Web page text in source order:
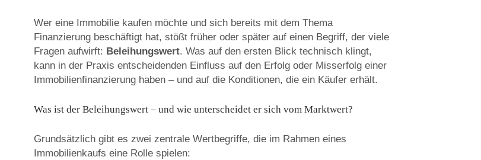
s
e
Wer eine Immobilie kaufen möchte und sich bereits mit dem Thema
Finanzierung beschäftigt hat, stößt früher oder später auf einen Begriff, der viele
Fragen aufwirft: Beleihungswert. Was auf den ersten Blick technisch klingt,
kann in der Praxis entscheidenden Einfluss auf den Erfolg oder Misserfolg einer
Immobilienfinanzierung haben – und auf die Konditionen, die ein Käufer erhält.
Was ist der Beleihungswert – und wie unterscheidet er sich vom Marktwert?
Grundsätzlich gibt es zwei zentrale Wertbegriffe, die im Rahmen eines
Immobilienkaufs eine Rolle spielen: